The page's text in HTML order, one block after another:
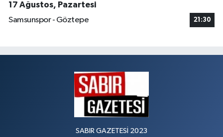
17 Ağustos, Pazartesi
Samsunspor - Göztepe
21:30
SABIR GAZETESİ 2023